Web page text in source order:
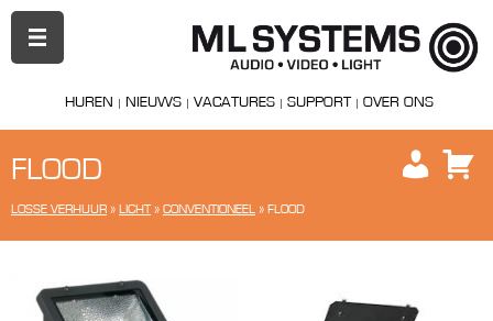
HUREN NIEUWS VACATURES SUPPORT OVER ONS
PRIMAIR
MENU
FLOOD
LOSSE VERHUUR » LICHT» CONVENTIONEEL » FLOOD